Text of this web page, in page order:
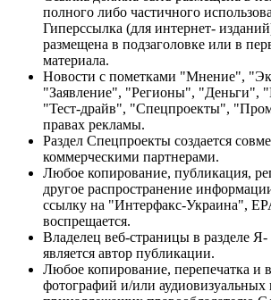
полного либо частичного
Гиперссылка (для интернет-
размещена в подзаголовке или в
материала.
Новости с пометками "Мнение",
"Заявление", "Регионы", "Деньги",
"Тест-драйв", "Спецпроекты",
правах рекламы.
Раздел Спецпроекты создается
коммерческими партнерами.
Любое копирование, публикация,
другое распространение
ссылку на "Интерфакс-Украина",
воспрещается.
Владелец веб-страницы в разделе
является автор публикации.
Любое копирование, перепечатка и
фотографий и/или аудиовизуальных